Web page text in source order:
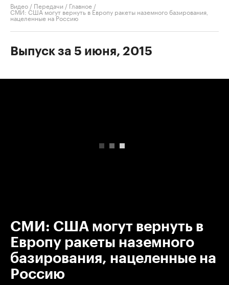
Видео / Передачи / Главное /
СМИ: США могут вернуть в Европу ракеты наземного базирования,
нацеленные на Россию
Выпуск за 5 июня, 2015
СМИ: США могут вернуть в
Европу ракеты наземного
базирования, нацеленные на
Россию